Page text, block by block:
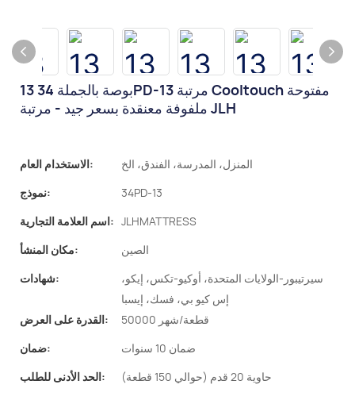
13 بوصة بالجملة 34PD-13 مرتبة Cooltouch مفتوحة
ملفوفة معنقدة بسعر جيد - مرتبة JLH
الاستخدام العام:
المنزل، المدرسة، الفندق، الخ
نموذج:
34PD-13
اسم العلامة التجارية: JLHMATTRESS
مكان المنشأ:
الصين
شهادات:
سيرتيبور-الولايات المتحدة، أوكيو-تكس، إيكو،
إس كيو بي، فسك، إيسبا
القدرة على العرض:
50000 قطعة/شهر
ضمان:
ضمان 10 سنوات
الحد الأدنى للطلب:
حاوية 20 قدم (حوالي 150 قطعة)